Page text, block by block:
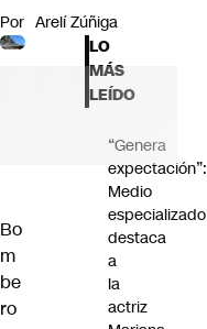
Por Arelí Zúñiga
Bo
m
be
ro
LO
MÁS
LEÍDO
“Genera
expectación”:
Medio
especializado
destaca
a
la
actriz